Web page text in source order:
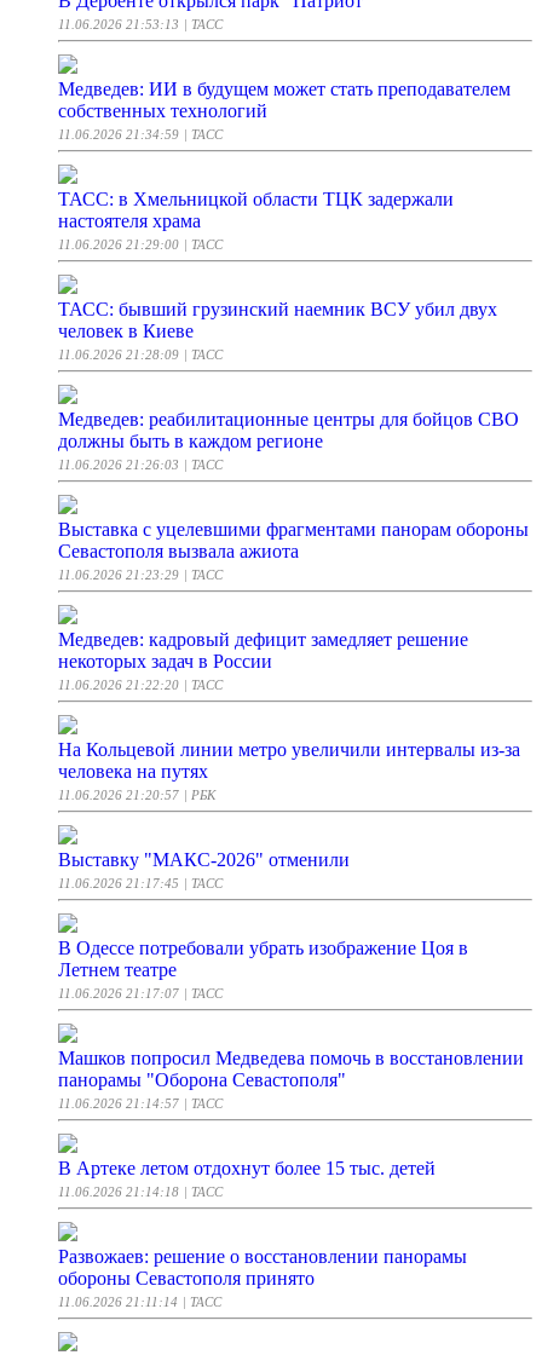
11.06.2026 21:53:13 | ТАСС
Медведев: ИИ в будущем может стать преподавателем
собственных технологий
11.06.2026 21:34:59 | ТАСС
ТАСС: в Хмельницкой области ТЦК задержали
настоятеля храма
11.06.2026 21:29:00 | ТАСС
ТАСС: бывший грузинский наемник ВСУ убил двух
человек в Киеве
11.06.2026 21:28:09 | ТАСС
Медведев: реабилитационные центры для бойцов СВО
должны быть в каждом регионе
11.06.2026 21:26:03 | ТАСС
Выставка с уцелевшими фрагментами панорам обороны
Севастополя вызвала ажиота
11.06.2026 21:23:29 | ТАСС
Медведев: кадровый дефицит замедляет решение
некоторых задач в России
11.06.2026 21:22:20 | ТАСС
На Кольцевой линии метро увеличили интервалы из-за
человека на путях
11.06.2026 21:20:57 | РБК
Выставку "МАКС-2026" отменили
11.06.2026 21:17:45 | ТАСС
В Одессе потребовали убрать изображение Цоя в
Летнем театре
11.06.2026 21:17:07 | ТАСС
Машков попросил Медведева помочь в восстановлении
панорамы "Оборона Севастополя"
11.06.2026 21:14:57 | ТАСС
В Артеке летом отдохнут более 15 тыс. детей
11.06.2026 21:14:18 | ТАСС
Развожаев: решение о восстановлении панорамы
обороны Севастополя принято
11.06.2026 21:11:14 | ТАСС